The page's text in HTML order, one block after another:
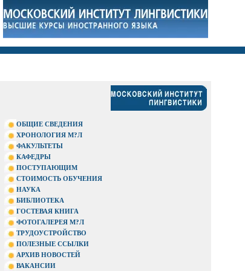
ОБЩИЕ СВЕДЕНИЯ
ХРОНОЛОГИЯ М?Л
ФАКУЛЬТЕТЫ
КАФЕДРЫ
ПОСТУПАЮЩИМ
СТОИМОСТЬ ОБУЧЕНИЯ
НАУКА
БИБЛИОТЕКА
ГОСТЕВАЯ КНИГА
ФОТОГАЛЕРЕЯ М?Л
ТРУДОУСТРОЙСТВО
ПОЛЕЗНЫЕ ССЫЛКИ
АРХИВ НОВОСТЕЙ
ВАКАНСИИ